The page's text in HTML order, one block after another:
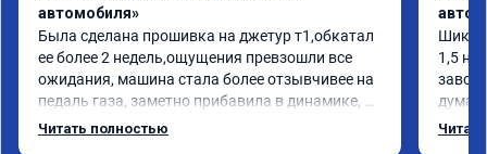
автомобиля»
Была сделана прошивка на джетур т1,обкатал
ее более 2 недель,ощущения превзошли все
ожидания, машина стала более отзывчивее на
педаль газа, заметно прибавила в динамике,
по расходу топлива не чего не поменялось,
Читать полностью
1,5 на